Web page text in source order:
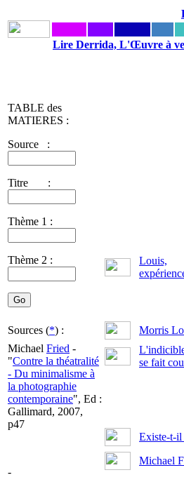
Lire Derrida, L'Œuvre à
TABLE des
MATIERES :
Source :
Titre :
Thème 1 :
Thème 2 :
Louis,
Sources (*) :
Morris
Michael Fried -
"Contre la théatralité
- Du minimalisme à
la photographie
contemporaine", Ed :
Gallimard, 2007,
p47
-
se fait
Existe-t-
Michael